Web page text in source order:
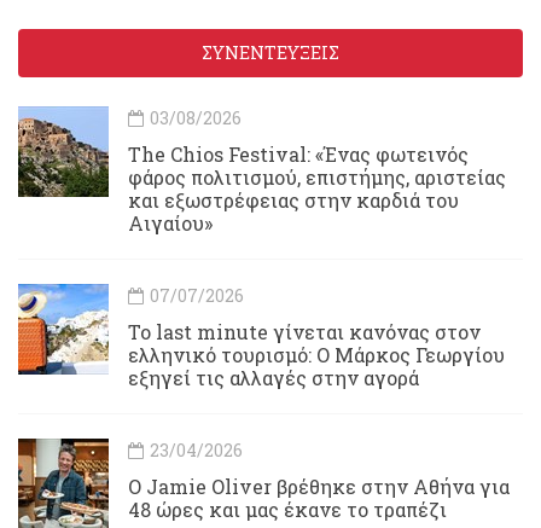
ΣΥΝΕΝΤΕΥΞΕΙΣ
03/08/2026
Τhe Chios Festival: «Ένας φωτεινός
φάρος πολιτισμού, επιστήμης, αριστείας
και εξωστρέφειας στην καρδιά του
Αιγαίου»
07/07/2026
Το last minute γίνεται κανόνας στον
ελληνικό τουρισμό: Ο Μάρκος Γεωργίου
εξηγεί τις αλλαγές στην αγορά
23/04/2026
Ο Jamie Oliver βρέθηκε στην Αθήνα για
48 ώρες και μας έκανε το τραπέζι